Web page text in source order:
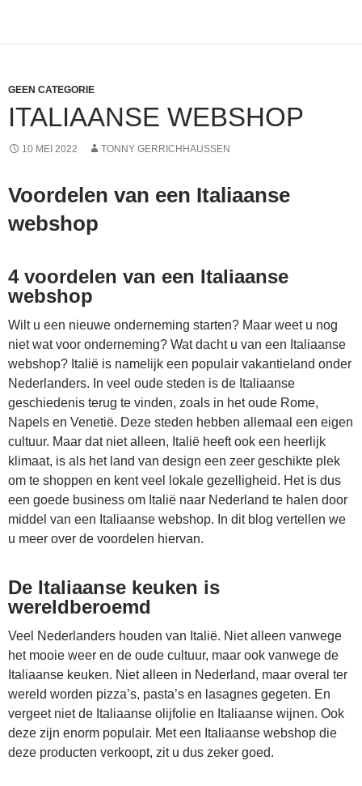
GEEN CATEGORIE
ITALIAANSE WEBSHOP
10 MEI 2022 TONNY GERRICHHAUSSEN
Voordelen van een Italiaanse
webshop
4 voordelen van een Italiaanse
webshop
Wilt u een nieuwe onderneming starten? Maar weet u nog
niet wat voor onderneming? Wat dacht u van een Italiaanse
webshop? Italië is namelijk een populair vakantieland onder
Nederlanders. In veel oude steden is de Italiaanse
geschiedenis terug te vinden, zoals in het oude Rome,
Napels en Venetië. Deze steden hebben allemaal een eigen
cultuur. Maar dat niet alleen, Italië heeft ook een heerlijk
klimaat, is als het land van design een zeer geschikte plek
om te shoppen en kent veel lokale gezelligheid. Het is dus
een goede business om Italië naar Nederland te halen door
middel van een Italiaanse webshop. In dit blog vertellen we
u meer over de voordelen hiervan.
De Italiaanse keuken is
wereldberoemd
Veel Nederlanders houden van Italië. Niet alleen vanwege
het mooie weer en de oude cultuur, maar ook vanwege de
Italiaanse keuken. Niet alleen in Nederland, maar overal ter
wereld worden pizza’s, pasta’s en lasagnes gegeten. En
vergeet niet de Italiaanse olijfolie en Italiaanse wijnen. Ook
deze zijn enorm populair. Met een Italiaanse webshop die
deze producten verkoopt, zit u dus zeker goed.